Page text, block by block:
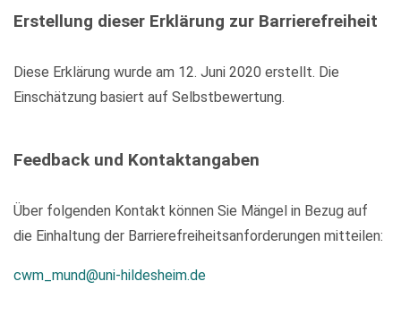
Erstellung dieser Erklärung zur Barrierefreiheit
Diese Erklärung wurde am 12. Juni 2020 erstellt. Die
Einschätzung basiert auf Selbstbewertung.
Feedback und Kontaktangaben
Über folgenden Kontakt können Sie Mängel in Bezug auf
die Einhaltung der Barrierefreiheitsanforderungen mitteilen:
cwm_mund@uni-hildesheim.de